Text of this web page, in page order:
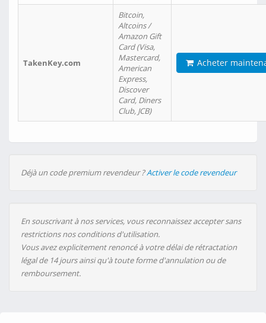
TakenKey.com
Bitcoin,
Altcoins /
Amazon Gift
Card (Visa,
Mastercard,
American
Express,
Discover
Card, Diners
Club, JCB)
Acheter
Déjà un code premium revendeur ?Activer le code revendeur
En souscrivant à nos services, vous reconnaissez accepter sans
restrictions nos conditions d'utilisation.
Vous avez explicitement renoncé à votre délai de rétractation
légal de 14 jours ainsi qu'à toute forme d'annulation ou de
remboursement.